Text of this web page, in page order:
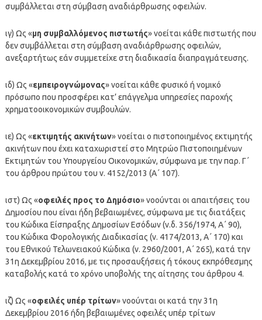
συμβάλλεται στη σύμβαση αναδιάρθρωσης οφειλών.
ιγ) Ως «μη συμβαλλόμενος πιστωτής» νοείται κάθε πιστωτής που
δεν συμβάλλεται στη σύμβαση αναδιάρθρωσης οφειλών,
ανεξαρτήτως εάν συμμετείχε στη διαδικασία διαπραγμάτευσης.
ιδ) Ως «εμπειρογνώμονας» νοείται κάθε φυσικό ή νομικό
πρόσωπο που προσφέρει κατ’ επάγγελμα υπηρεσίες παροχής
χρηματοοικονομικών συμβουλών.
ιε) Ως «εκτιμητής ακινήτων» νοείται ο πιστοποιημένος εκτιμητής
ακινήτων που έχει καταχωριστεί στο Μητρώο Πιστοποιημένων
Εκτιμητών του Υπουργείου Οικονομικών, σύμφωνα με την παρ. Γ΄
του άρθρου πρώτου του ν. 4152/2013 (Α΄ 107).
ιστ) Ως «οφειλές προς το Δημόσιο» νοούνται οι απαιτήσεις του
Δημοσίου που είναι ήδη βεβαιωμένες, σύμφωνα με τις διατάξεις
του Κώδικα Είσπραξης Δημοσίων Εσόδων (ν.δ. 356/1974, Α΄ 90),
του Κώδικα Φορολογικής Διαδικασίας (ν. 4174/2013, Α΄ 170) και
του Εθνικού Τελωνειακού Κώδικα (ν. 2960/2001, Α΄ 265), κατά την
31η Δεκεμβρίου 2016, με τις προσαυξήσεις ή τόκους εκπρόθεσμης
καταβολής κατά το χρόνο υποβολής της αίτησης του άρθρου 4.
ιζ) Ως «οφειλές υπέρ τρίτων» νοούνται οι κατά την 31η
Δεκεμβρίου 2016 ήδη βεβαιωμένες οφειλές υπέρ τρίτων